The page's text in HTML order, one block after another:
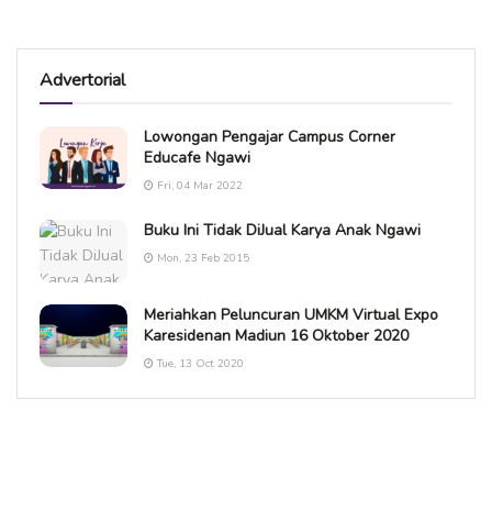
Advertorial
Lowongan Pengajar Campus Corner
Educafe Ngawi
Fri, 04 Mar 2022
Buku Ini Tidak DiJual Karya Anak Ngawi
Mon, 23 Feb 2015
Meriahkan Peluncuran UMKM Virtual Expo
Karesidenan Madiun 16 Oktober 2020
Tue, 13 Oct 2020